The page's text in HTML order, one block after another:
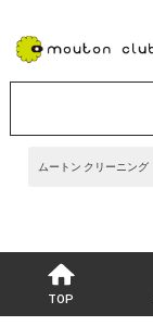
ムートン クリーニング
TOP